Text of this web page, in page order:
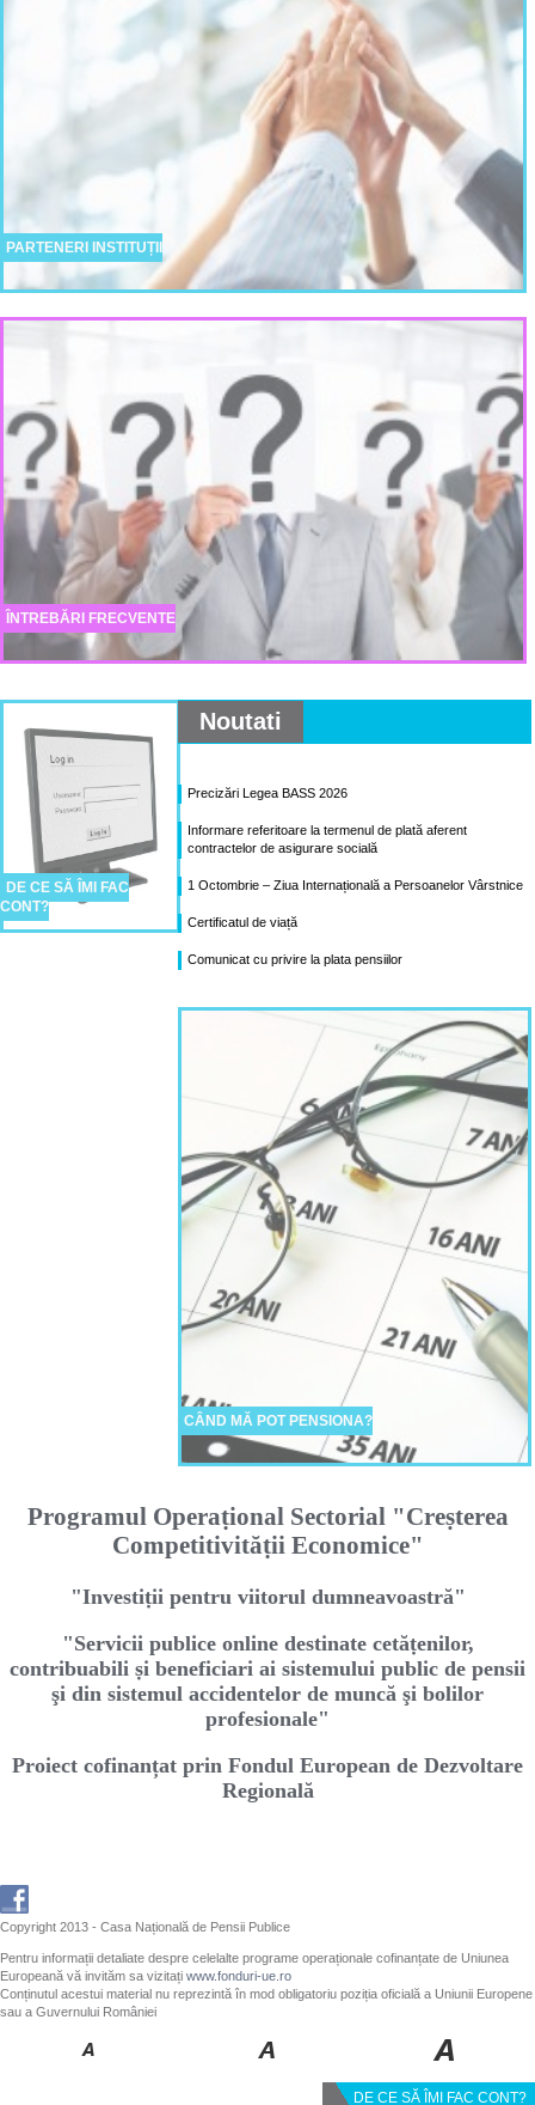
PARTENERI INSTITUȚII
ÎNTREBĂRI FRECVENTE
DE CE SĂ ÎMI FAC
CONT?
Noutati
Precizări Legea BASS 2026
Informare referitoare la termenul de plată aferent
contractelor de asigurare socială
1 Octombrie – Ziua Internațională a Persoanelor Vârstnice
Certificatul de viață
Comunicat cu privire la plata pensiilor
CÂND MĂ POT PENSIONA?
Programul Operaṭional Sectorial "Creṣterea
Competitivităṭii Economice"
"Investiṭii pentru viitorul dumneavoastră"
"Servicii publice online destinate cetăṭenilor,
contribuabili ṣi beneficiari ai sistemului public de pensii
şi din sistemul accidentelor de muncă şi bolilor
profesionale"
Proiect cofinanțat prin Fondul European de Dezvoltare
Regională
Copyright 2013 - Casa Națională de Pensii Publice
Pentru informații detaliate despre celelalte programe operaționale cofinanțate de Uniunea
Europeană vă invităm sa vizitați www.fonduri-ue.ro
Conținutul acestui material nu reprezintă în mod obligatoriu poziția oficială a Uniunii Europene
sau a Guvernului României
DE CE SĂ ÎMI FAC CONT?